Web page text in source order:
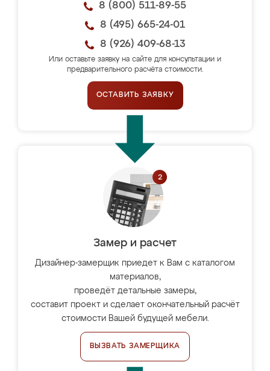
8 (800) 511-89-55
8 (495) 665-24-01
8 (926) 409-68-13
Или оставьте заявку на сайте для консультации и
предварительного расчёта стоимости.
ОСТАВИТЬ ЗАЯВКУ
Замер и расчет
Дизайнер-замерщик приедет к Вам с каталогом
материалов,
проведёт детальные замеры,
составит проект и сделает окончательный расчёт
стоимости Вашей будущей мебели.
ВЫЗВАТЬ ЗАМЕРЩИКА